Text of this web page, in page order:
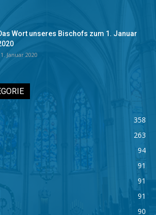
Wort unseres Bischofs zum 1. Januar
Januar 2020
358
263
94
91
91
91
90